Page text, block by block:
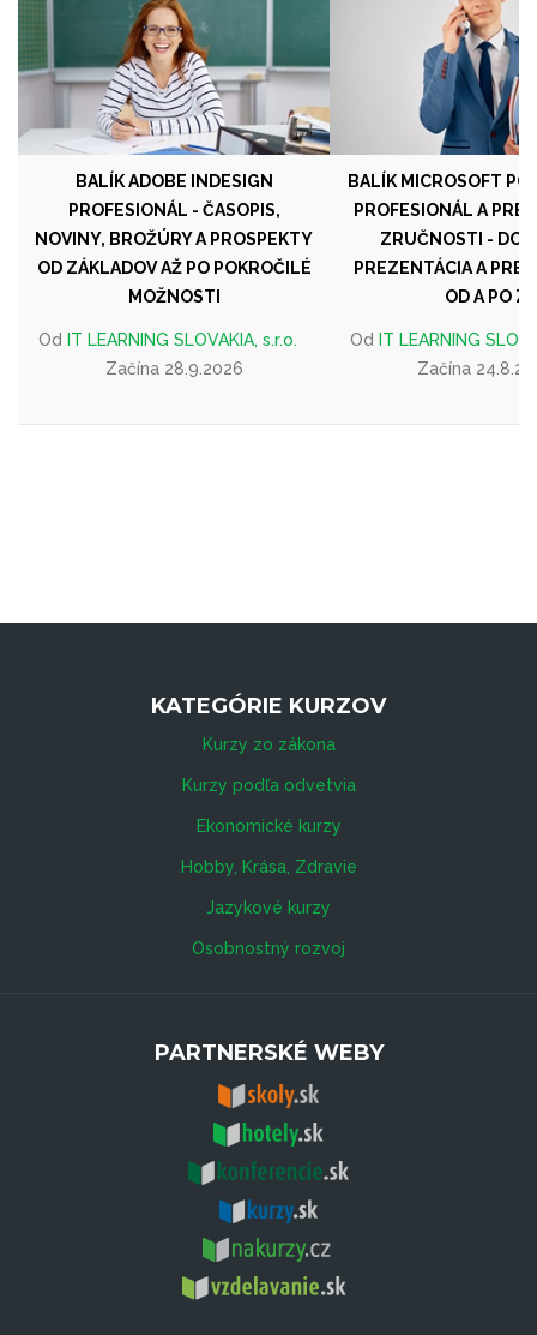
BALÍK ADOBE INDESIGN
PROFESIONÁL - ČASOPIS,
NOVINY, BROŽÚRY A PROSPEKTY
OD ZÁKLADOV AŽ PO POKROČILÉ
MOŽNOSTI
Od IT LEARNING SLOVAKIA, s.r.o.
Začína 28.9.2026
BALÍK MICROSOFT
PROFESIONÁL A
ZRUČNOSTI -
PREZENTÁCIA A
OD A PO Z
Od IT LEARNING
Začína
KATEGÓRIE KURZOV
Kurzy zo zákona
Kurzy podľa odvetvia
Ekonomické kurzy
Hobby, Krása, Zdravie
Jazykové kurzy
Osobnostný rozvoj
PARTNERSKÉ WEBY